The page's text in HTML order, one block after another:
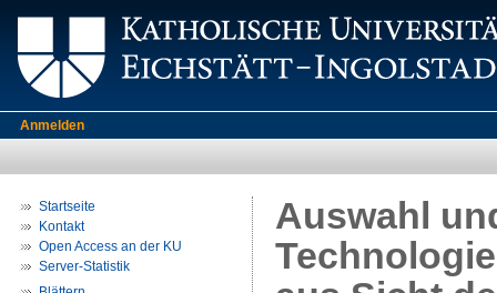
Anmelden
Startseite
Kontakt
Open Access an der KU
Server-Statistik
Auswahl